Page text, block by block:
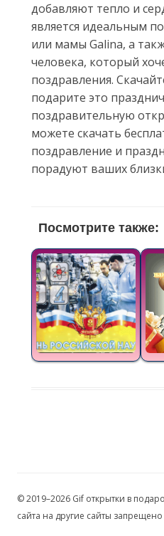
добавляют тепло и
является идеальным
или мамы Galina, а
человека, который
поздравления.
подарите это
поздравительную
можете скачать
поздравление и
порадуют ваших
Посмотрите также:
© 2019–2026 Gif открытки в
сайта на другие сайты